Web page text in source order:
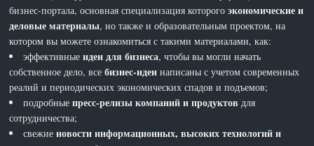
бизнес-портала, основная специализация которогоэкономические и
деловые материалы, но также и образовательным проектом, на
котором вы можете ознакомиться с такими материалами, как:
эффективныеидеи для бизнеса, чтобы вы могли начать
собственное дело, всебизнес-идеи написаны с учетом современных
реалий и периодических экономических спадов и подъемов;
подробныепресс-релизы компаний и продуктов для
сотрудничества;
свежиеновости информационных, высоких технологий и